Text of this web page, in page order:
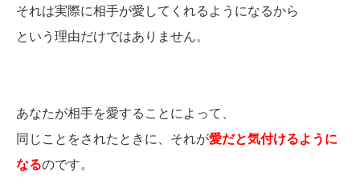
それは実際に相手が愛してくれるようになるから
という理由だけではありません。
あなたが相手を愛することによって、
同じことをされたときに、それが愛だと気付けるように
なるのです。